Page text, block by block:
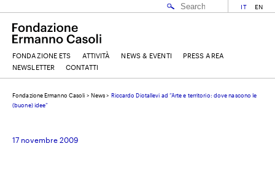
EMAIL
IT EN
FONDAZIONE ETS ATTIVITÀ NEWS & EVENTI
PRESS AREA
NEWSLETTER
CONTATTI
Fondazione Ermanno Casoli > News> Riccardo Diotallevi ad “Arte e territorio: dove nascono le
(buone) idee”
17 novembre 2009